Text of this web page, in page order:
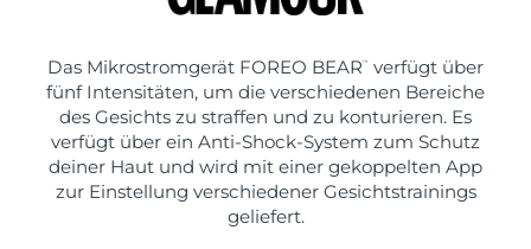
Das Mikrostromgerät FOREO BEAR ™
verfügt über
fünf Intensitäten, um die verschiedenen Bereiche
des Gesichts zu straffen und zu konturieren. Es
verfügt über ein Anti-Shock-System zum Schutz
deiner Haut und wird mit einer gekoppelten App
zur Einstellung verschiedener Gesichtstrainings
geliefert.